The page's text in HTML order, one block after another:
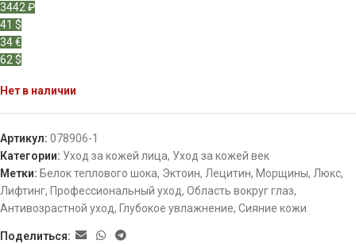
3442 ₽
41 $
34 €
62 $
Нет в наличии
Артикул: 078906-1
Категории: Уход за кожей лица, Уход за кожей век
Метки: Белок теплового шока, Эктоин, Лецитин, Морщины, Люкс,
Лифтинг, Профессиональный уход, Область вокруг глаз,
Антивозрастной уход, Глубокое увлажнение, Сияние кожи
Поделиться: